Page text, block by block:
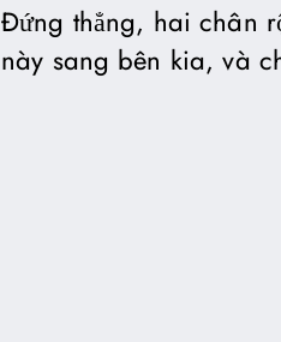
Đứng thẳng, hai chân
này sang bên kia, và